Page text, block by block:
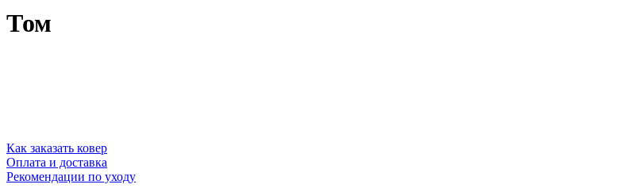
Том
Как заказать ковер
Оплата и доставка
Рекомендации по уходу